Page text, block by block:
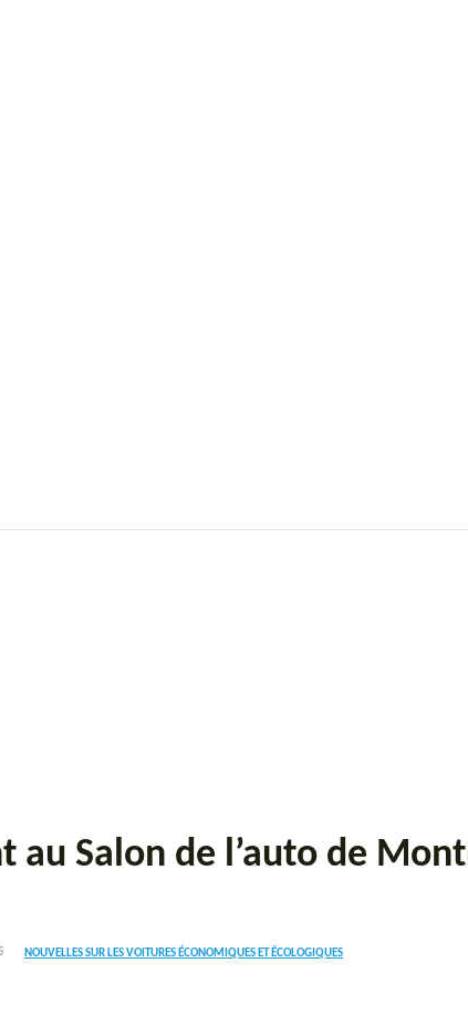
au Salon de l’auto de
NOUVELLES SUR LES VOITURES ÉCONOMIQUES ET ÉCOLOGIQUES